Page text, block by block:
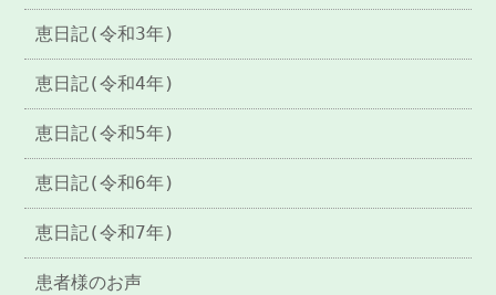
恵日記(令和3年)
恵日記(令和4年)
恵日記(令和5年)
恵日記(令和6年)
恵日記(令和7年)
患者様のお声